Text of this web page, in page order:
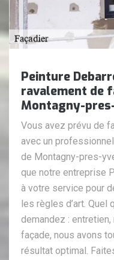
Peinture
ravalement de
Montagny-
Vous avez prévu de
avec un
de Montagny-pres-
que notre entreprise
à votre service pour
les règles d’art. Quel
demandez :
façade, nous avons
résultat optimal.